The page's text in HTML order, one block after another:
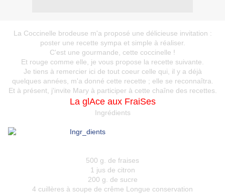
La Coccinelle brodeuse m'a proposé une délicieuse invitation :
poster une recette sympa et simple à réaliser.
C'est une gourmande, cette coccinelle !
Et rouge comme elle, je vous propose la recette suivante.
Je tiens à remercier ici de tout coeur celle qui, il y a déjà
quelques années, m'a donné cette recette ; elle se reconnaîtra.
Et à présent, j'invite Maryà participer à cette chaîne des recettes.
La glAce aux FraiSes
Ingrédients
500 g. de fraises
1 jus de citron
200 g. de sucre
4 cuillères à soupe de crême Longue conservation